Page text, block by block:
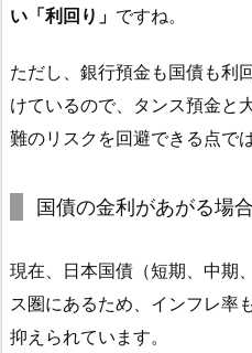
い「利回り」 ですね。
ただし、銀行預金も国債も利
けているので、タンス預金と
難のリスクを回避できる点で
国債の金利があがる場
現在、日本国債（短期、中期
ス圏にあるため、インフレ率
抑えられています。